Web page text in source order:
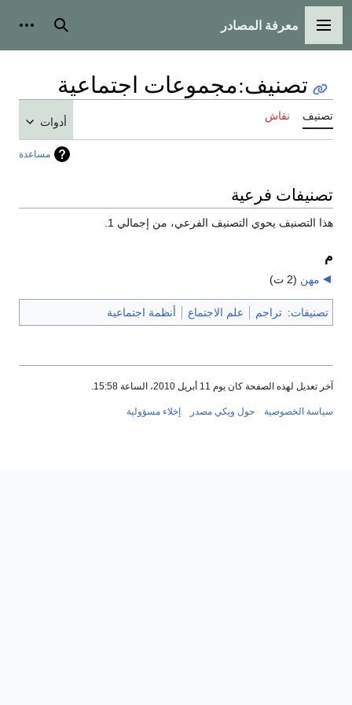
القائمة الرئيسية
معرفة المصادر بحث
تصنيف:مجموعات اجتماعية
تصنيف نقاش أدوات
مساعدة
تصنيفات فرعية
هذا التصنيف يحوي التصنيف الفرعي، من إجمالي 1.
م
مهن (2 ت)
تصنيفات: تراجم علم الاجتماع أنظمة اجتماعية
آخر تعديل لهذه الصفحة كان يوم 11 أبريل 2010، الساعة 15:58.
سياسة الخصوصية حول ويكي مصدر إخلاء مسؤولية